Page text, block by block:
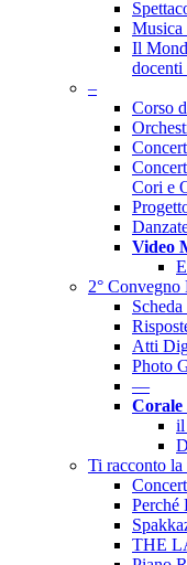
Musica
Il
docenti
–
Corso
Cori e
Video
2°
Atti
Photo
––
Corale
il
Ti racconto la
Perché
THE